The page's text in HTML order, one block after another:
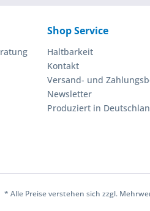
Shop Service
Haltbarkeit
Kontakt
Versand- und
Newsletter
Produziert in
* Alle Preise verstehen sich zzgl.